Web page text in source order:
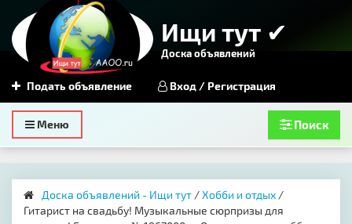
Ищи тут ✔
Доска объявлений
Подать объявление Вход / Регистрация
Toggle
navigation
Меню Поиск
Доска объявлений - Ищи тут /Хобби и отдых /
Гитарист на свадьбу! Музыкальные сюрпризы для